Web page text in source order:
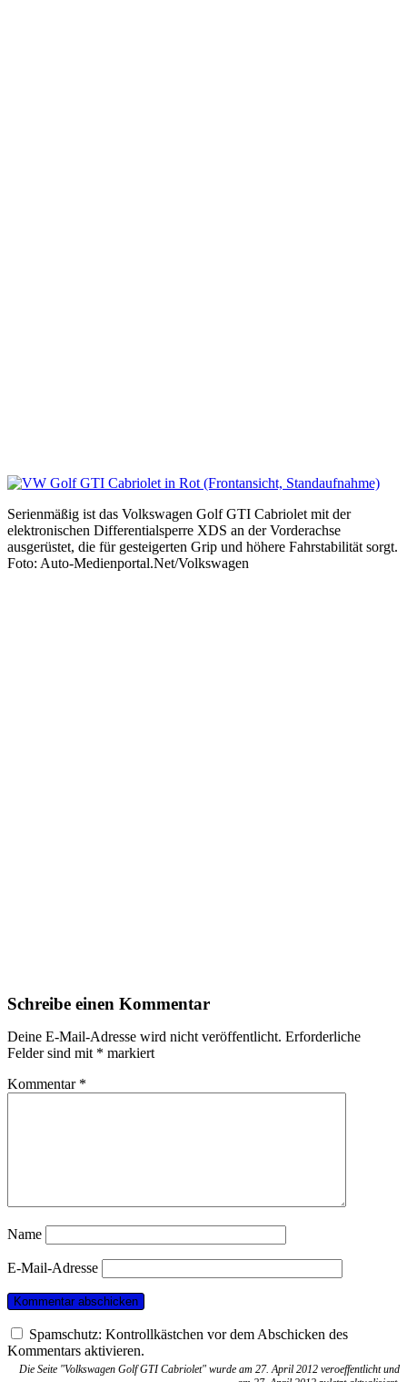
Serienmäßig ist das Volkswagen Golf GTI Cabriolet mit der
elektronischen Differentialsperre XDS an der Vorderachse
ausgerüstet, die für gesteigerten Grip und höhere Fahrstabilität sorgt.
Foto: Auto-Medienportal.Net/Volkswagen
Schreibe einen Kommentar
Deine E-Mail-Adresse wird nicht veröffentlicht. Erforderliche
Felder sind mit * markiert
Kommentar *
Name
E-Mail-Adresse
Spamschutz: Kontrollkästchen vor dem Abschicken des
Kommentars aktivieren.
Die Seite "Volkswagen Golf GTI Cabriolet" wurde am 27. April 2012 veroeffentlicht und